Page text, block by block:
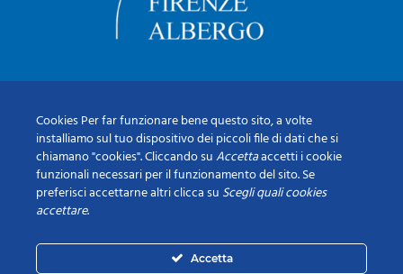
Cookies Per far funzionare bene questo sito, a volte
installiamo sul tuo dispositivo dei piccoli file di dati che si
chiamano "cookies". Cliccando suAccettaaccetti i cookie
funzionali necessari per il funzionamento del sito. Se
preferisci accettarne altri clicca su Scegli quali cookies
accettare.
Accetta